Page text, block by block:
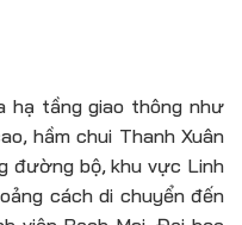
hạ tầng giao thông như
hầm chui Thanh Xuân
đường bộ, khu vực Linh
cách di chuyển đến